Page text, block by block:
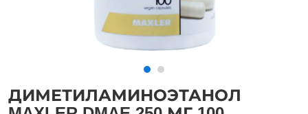
ДИМЕТИЛАМИНОЭТАНОЛ